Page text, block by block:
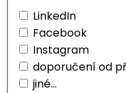
LinkedIn
Facebook
Instagram
doporučení od
jiné...